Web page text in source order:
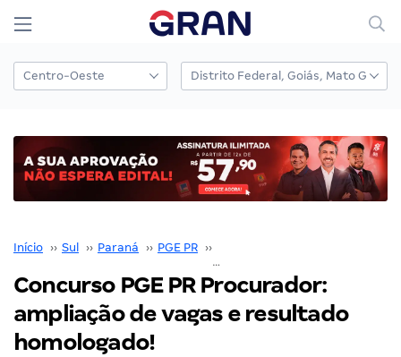
Início ›› Sul ›› Paraná ›› PGE PR ››
Concurso PGE PR Procurador:
ampliação de vagas e resultado
homologado!